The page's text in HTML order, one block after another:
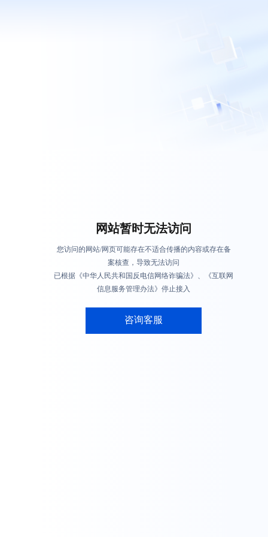
网站暂时无法访问
您访问的网站/网页可能存在不适合传播的内容或存在备
案核查，导致无法访问
已根据《中华人民共和国反电信网络诈骗法》、《互联网
信息服务管理办法》停止接入
咨询客服